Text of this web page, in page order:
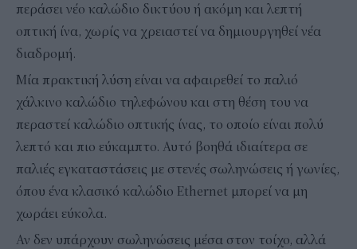
περάσει νέο καλώδιο δικτύου ή ακόμη και λεπτή
οπτική ίνα, χωρίς να χρειαστεί να δημιουργηθεί νέα
διαδρομή.
Μία πρακτική λύση είναι να αφαιρεθεί το παλιό
χάλκινο καλώδιο τηλεφώνου και στη θέση του να
περαστεί καλώδιο οπτικής ίνας, το οποίο είναι πολύ
λεπτό και πιο εύκαμπτο. Αυτό βοηθά ιδιαίτερα σε
παλιές εγκαταστάσεις με στενές σωληνώσεις ή γωνίες,
όπου ένα κλασικό καλώδιο Ethernet μπορεί να μη
χωράει εύκολα.
Αν δεν υπάρχουν σωληνώσεις μέσα στον τοίχο, αλλά